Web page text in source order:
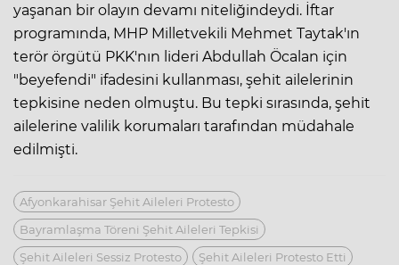
yaşanan bir olayın devamı niteliğindeydi. İftar
programında, MHP Milletvekili Mehmet Taytak'ın
terör örgütü PKK'nın lideri Abdullah Öcalan için
"beyefendi" ifadesini kullanması, şehit ailelerinin
tepkisine neden olmuştu. Bu tepki sırasında, şehit
ailelerine valilik korumaları tarafından müdahale
edilmişti.
Afyonkarahisar Şehit Aileleri Protesto
Bayramlaşma Töreni Şehit Aileleri Tepkisi
Şehit Aileleri Sessiz Protesto
Şehit Aileleri Protesto Etti